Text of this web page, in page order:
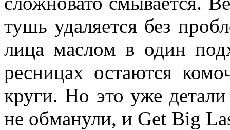
тушь удаляется без
лица маслом в один
ресницах остаются
круги. Но это уже
не обманули, и Get Big